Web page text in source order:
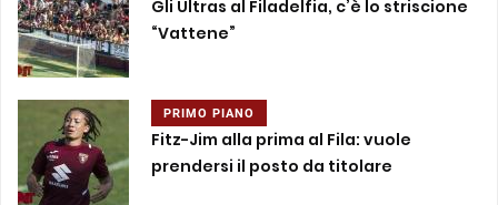
Gli Ultras al Filadelfia, c’è lo striscione
“Vattene”
PRIMO PIANO
Fitz-Jim alla prima al Fila: vuole
prendersi il posto da titolare